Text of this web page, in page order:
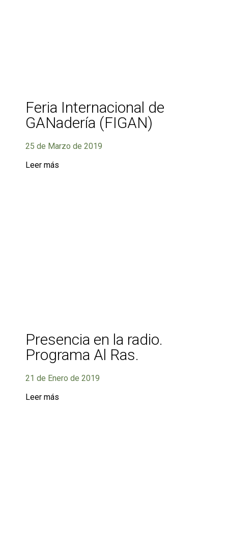
Feria Internacional de
GANadería (FIGAN)
25 de Marzo de 2019
Leer más
Presencia en la radio.
Programa Al Ras.
21 de Enero de 2019
Leer más